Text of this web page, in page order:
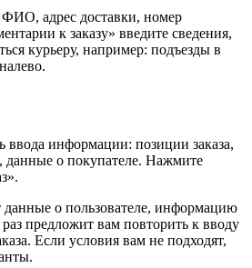
адрес доставки, номер
к заказу» введите сведения,
курьеру, например: подъезды в
ввода информации: позиции заказа,
данные о покупателе. Нажмите
о пользователе, информацию
предложит вам повторить к вводу
Если условия вам не подходят,